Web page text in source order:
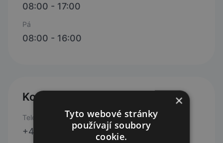
08:00 - 17:00
Pá
08:00 - 16:00
Kontakty
Telefon
+420 257 310 244
×
Tyto webové stránky
používají soubory
cookie.